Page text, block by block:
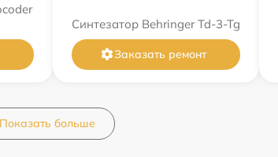
Синтезатор Behringer Td-3-Tg
Заказать ремонт
Показать больше